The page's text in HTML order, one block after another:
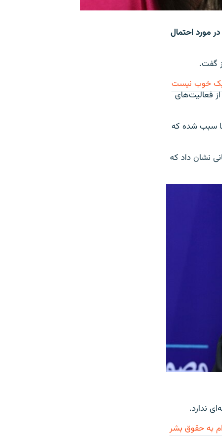
مورد احتمال
گفت.
خوب نیست
فعالیت‌های
سبب شده که
نشان داد که
ندارد.
به حقوق بشر